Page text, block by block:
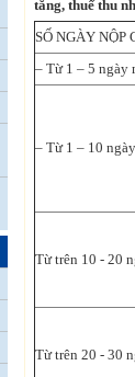
tăng, thuế thu
SỐ NGÀY NỘP
– Từ 1 – 5 ngày
– Từ 1 – 10 ngày
Từ trên 10 - 20
Từ trên 20 - 30